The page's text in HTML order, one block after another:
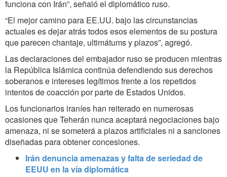
funciona con Irán”, señaló el diplomático ruso.
“El mejor camino para EE.UU. bajo las circunstancias
actuales es dejar atrás todos esos elementos de su postura
que parecen chantaje, ultimátums y plazos”, agregó.
Las declaraciones del embajador ruso se producen mientras
la República Islámica continúa defendiendo sus derechos
soberanos e intereses legítimos frente a los repetidos
intentos de coacción por parte de Estados Unidos.
Los funcionarios iraníes han reiterado en numerosas
ocasiones que Teherán nunca aceptará negociaciones bajo
amenaza, ni se someterá a plazos artificiales ni a sanciones
diseñadas para obtener concesiones.
Irán denuncia amenazas y falta de seriedad de
EEUU en la vía diplomática